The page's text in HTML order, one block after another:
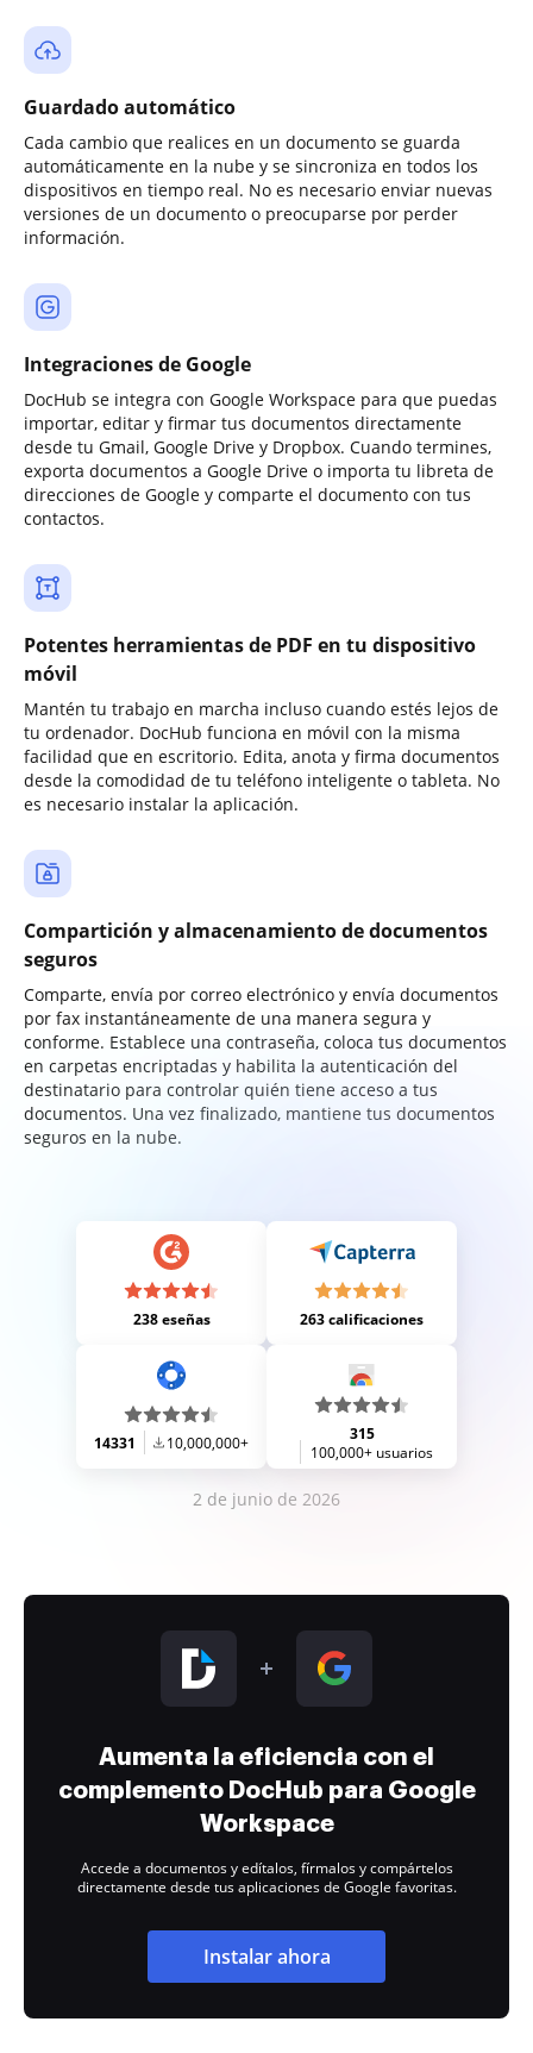
Guardado automático
Cada cambio que realices en un documento se guarda
automáticamente en la nube y se sincroniza en todos los
dispositivos en tiempo real. No es necesario enviar nuevas
versiones de un documento o preocuparse por perder
información.
Integraciones de Google
DocHub se integra con Google Workspace para que puedas
importar, editar y firmar tus documentos directamente
desde tu Gmail, Google Drive y Dropbox. Cuando termines,
exporta documentos a Google Drive o importa tu libreta de
direcciones de Google y comparte el documento con tus
contactos.
Potentes herramientas de PDF en tu dispositivo
móvil
Mantén tu trabajo en marcha incluso cuando estés lejos de
tu ordenador. DocHub funciona en móvil con la misma
facilidad que en escritorio. Edita, anota y firma documentos
desde la comodidad de tu teléfono inteligente o tableta. No
es necesario instalar la aplicación.
Compartición y almacenamiento de documentos
seguros
Comparte, envía por correo electrónico y envía documentos
por fax instantáneamente de una manera segura y
conforme. Establece una contraseña, coloca tus documentos
en carpetas encriptadas y habilita la autenticación del
destinatario para controlar quién tiene acceso a tus
documentos. Una vez finalizado, mantiene tus documentos
seguros en la nube.
238 eseñas 263 calificaciones
14331 10,000,000+
315
100,000+ usuarios
2 de junio de 2026
Aumenta la eficiencia con el
complemento DocHub para Google
Workspace
Accede a documentos y edítalos, fírmalos y compártelos
directamente desde tus aplicaciones de Google favoritas.
Instalar ahora